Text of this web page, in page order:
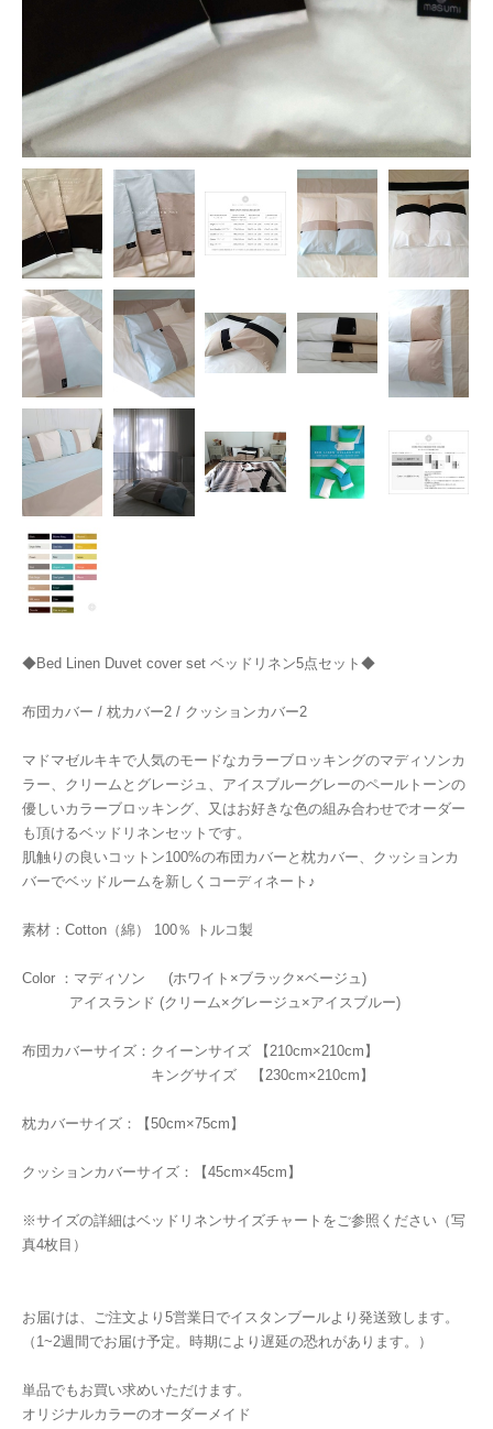
◆Bed Linen Duvet cover set ベッドリネン5点セット◆
布団カバー / 枕カバー2 / クッションカバー2
マドマゼルキキで人気のモードなカラーブロッキングのマディソンカ
ラー、クリームとグレージュ、アイスブルーグレーのペールトーンの
優しいカラーブロッキング、又はお好きな色の組み合わせでオーダー
も頂けるベッドリネンセットです。
肌触りの良いコットン100%の布団カバーと枕カバー、クッションカ
バーでベッドルームを新しくコーディネート♪
素材：Cotton（綿） 100％ トルコ製
Color ：マディソン (ホワイト×ブラック×ベージュ)
アイスランド (クリーム×グレージュ×アイスブルー)
布団カバーサイズ：クイーンサイズ 【210cm×210cm】
キングサイズ 【230cm×210cm】
枕カバーサイズ：【50cm×75cm】
クッションカバーサイズ：【45cm×45cm】
※サイズの詳細はベッドリネンサイズチャートをご参照ください（写
真4枚目）
お届けは、ご注文より5営業日でイスタンブールより発送致します。
（1~2週間でお届け予定。時期により遅延の恐れがあります。）
単品でもお買い求めいただけます。
オリジナルカラーのオーダーメイド